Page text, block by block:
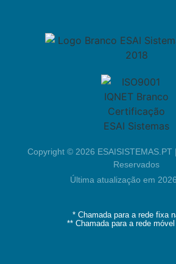
Copyright © 2026 ESAISISTEMAS.PT
Reservados
Última atualização em
* Chamada para a rede fixa
** Chamada para a rede móvel